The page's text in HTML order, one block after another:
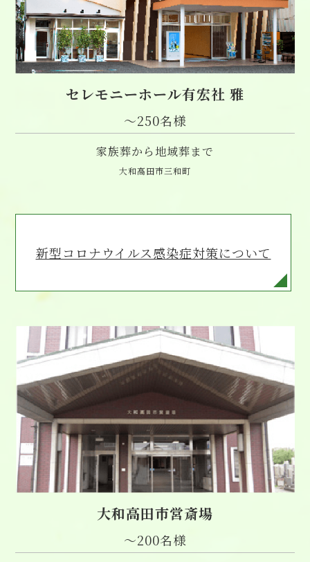
セレモニーホール有宏社 雅
〜250名様
家族葬から地域葬まで
大和高田市三和町
新型コロナウイルス感染症対策について
大和高田市営斎場
〜200名様